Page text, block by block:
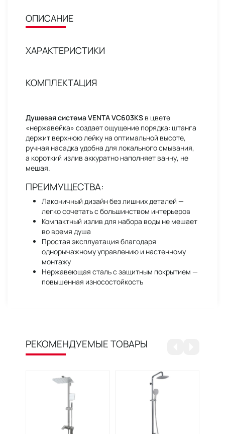
ОПИСАНИЕ
ХАРАКТЕРИСТИКИ
КОМПЛЕКТАЦИЯ
Душевая система VENTA VC603KS в цвете
«нержавейка» создает ощущение порядка: штанга
держит верхнюю лейку на оптимальной высоте,
ручная насадка удобна для локального смывания,
а короткий излив аккуратно наполняет ванну, не
мешая.
ПРЕИМУЩЕСТВА:
Лаконичный дизайн без лишних деталей —
легко сочетать с большинством интерьеров
Компактный излив для набора воды не мешает
во время душа
Простая эксплуатация благодаря
однорычажному управлению и настенному
монтажу
Нержавеющая сталь с защитным покрытием —
повышенная износостойкость
РЕКОМЕНДУЕМЫЕ ТОВАРЫ